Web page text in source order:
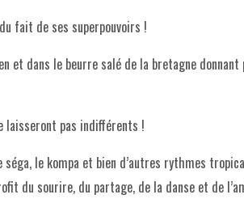
fait de ses superpouvoirs !
et dans le beurre salé de la bretagne donnant
laisseront pas indifférents !
le kompa et bien d’autres rythmes
du sourire, du partage, de la danse et de